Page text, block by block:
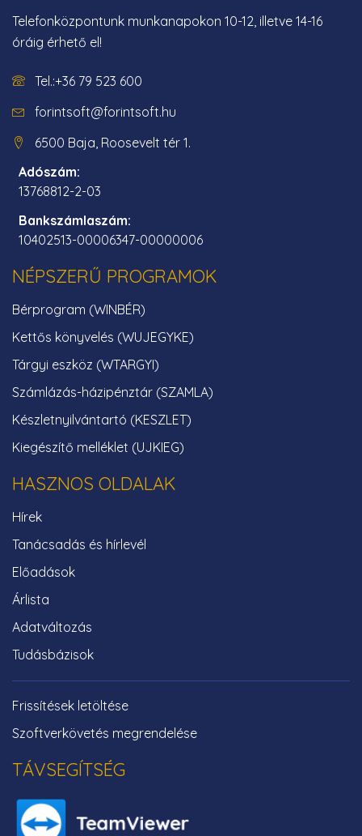
Telefonközpontunk munkanapokon 10-12, illetve 14-16
óráig érhető el!
Tel.:+36 79 523 600
forintsoft@forintsoft.hu
6500 Baja, Roosevelt tér 1.
Adószám:
13768812-2-03
Bankszámlaszám:
10402513-00006347-00000006
NÉPSZERŰ PROGRAMOK
Bérprogram (WINBÉR)
Kettős könyvelés (WUJEGYKE)
Tárgyi eszköz (WTARGYI)
Számlázás-házipénztár (SZAMLA)
Készletnyilvántartó (KESZLET)
Kiegészítő melléklet (UJKIEG)
HASZNOS OLDALAK
Hírek
Tanácsadás és hírlevél
Előadások
Árlista
Adatváltozás
Tudásbázisok
Frissítések letöltése
Szoftverkövetés megrendelése
TÁVSEGÍTSÉG